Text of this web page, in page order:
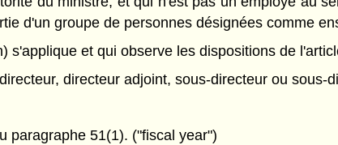
d'un groupe de personnes désignées comme
s'applique et qui observe les dispositions de
directeur adjoint, sous-directeur ou sous-
paragraphe 51(1). ("fiscal year")